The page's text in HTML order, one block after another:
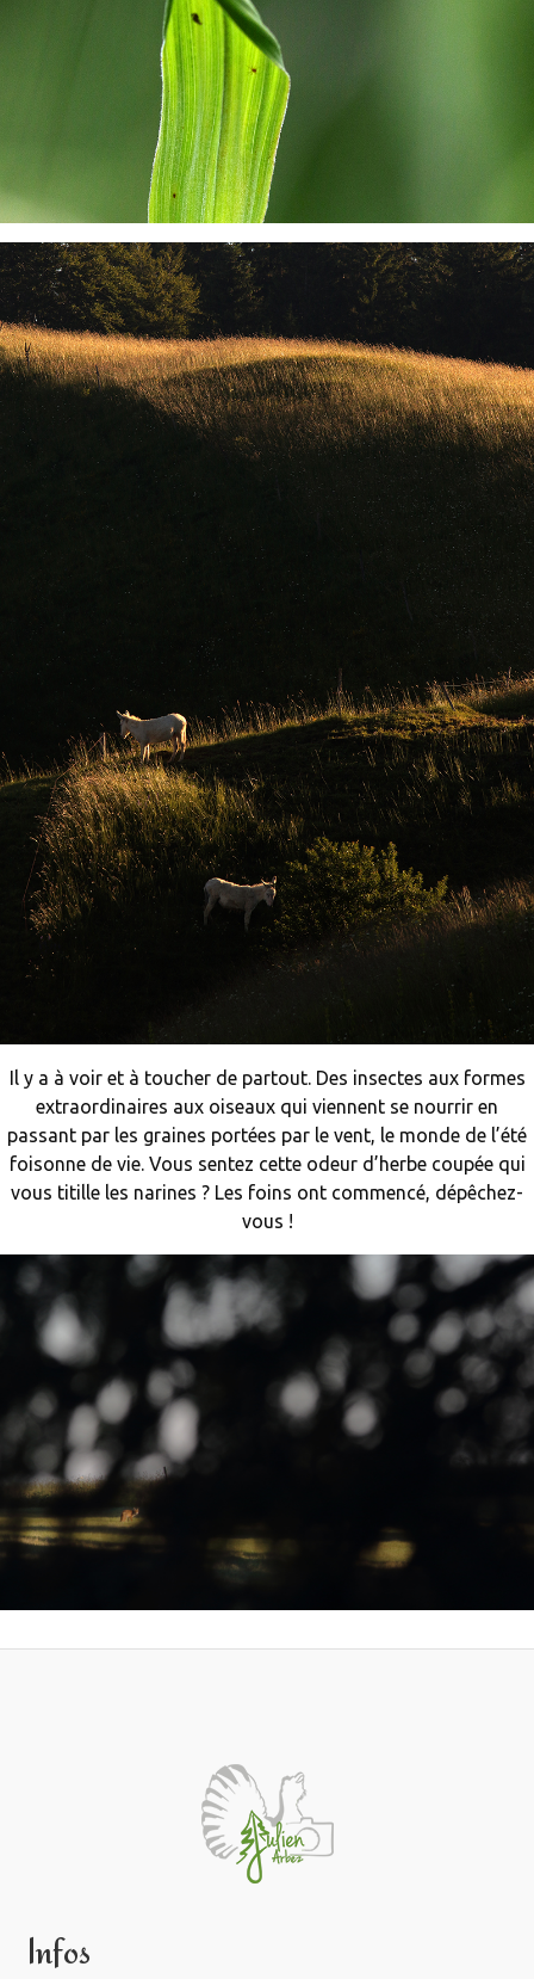
Il y a à voir et à toucher de partout. Des insectes aux formes
extraordinaires aux oiseaux qui viennent se nourrir en
passant par les graines portées par le vent, le monde de l’été
foisonne de vie. Vous sentez cette odeur d’herbe coupée qui
vous titille les narines ? Les foins ont commencé, dépêchez-
vous !
Infos